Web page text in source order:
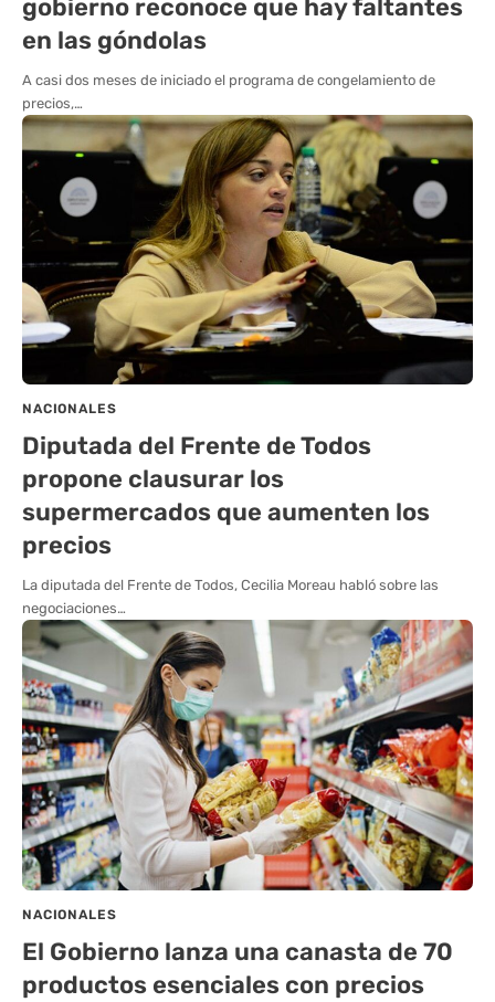
gobierno reconoce que hay faltantes
en las góndolas
A casi dos meses de iniciado el programa de congelamiento de
precios,…
NACIONALES
Diputada del Frente de Todos
propone clausurar los
supermercados que aumenten los
precios
La diputada del Frente de Todos, Cecilia Moreau habló sobre las
negociaciones…
NACIONALES
El Gobierno lanza una canasta de 70
productos esenciales con precios